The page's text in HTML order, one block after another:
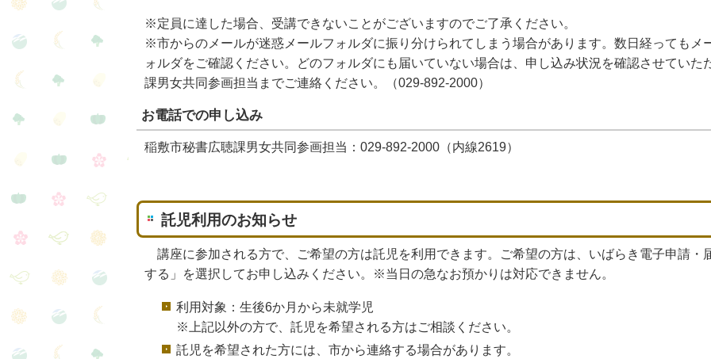
※定員に達した場合、受講できないことがございますのでご了承ください。
※市からのメールが迷惑メールフォルダに振り分けられてしまう場合があります。数日経ってもメ
ォルダをご確認ください。どのフォルダにも届いていない場合は、申し込み状況を確認させてい
課男女共同参画担当までご連絡ください。（029-892-2000）
お電話での申し込み
稲敷市秘書広聴課男女共同参画担当：029-892-2000（内線2619）
託児利用のお知らせ
講座に参加される方で、ご希望の方は託児を利用できます。ご希望の方は、いばらき電子申請・
する」を選択してお申し込みください。※当日の急なお預かりは対応できません。
利用対象：生後6か月から未就学児
※上記以外の方で、託児を希望される方はご相談ください。
託児を希望された方には、市から連絡する場合があります。